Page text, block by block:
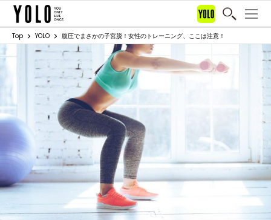
Top YOLO 腹圧でまさかの子宮脱！女性のトレーニング、ここは注意！